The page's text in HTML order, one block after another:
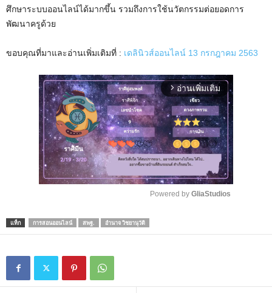
ศึกษาระบบออนไลน์ได้มากขึ้น รวมถึงการใช้นวัตกรรมต่อยอดการ
พัฒนาครูด้วย
ขอบคุณที่มาและอ่านเพิ่มเติมที่ : เดลินิวส์ออนไลน์ 13 กรกฎาคม 2563
arrow_forward_ios อ่านเพิ่มเติม
Powered by GliaStudios
แท็ก การสอนออนไลน์ สพฐ. อำนาจ วิชยานุวัติ